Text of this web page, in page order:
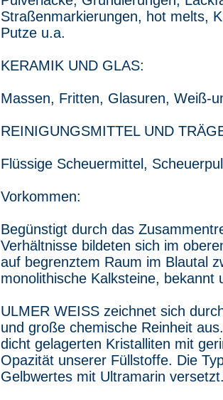
Straßenmarkierungen, hot melts,
Putze u.a.
KERAMIK UND GLAS:
Massen, Fritten, Glasuren, Weiß-
REINIGUNGSMITTEL UND
Flüssige Scheuermittel,
Vorkommen:
Begünstigt durch das
Verhältnisse bildeten sich im
auf begrenztem Raum im Blautal
monolithische Kalksteine,
ULMER WEISS zeichnet sich
und große chemische Reinheit
dicht gelagerten Kristalliten mit
Opazität unserer Füllstoffe. Die
Gelbwertes mit Ultramarin